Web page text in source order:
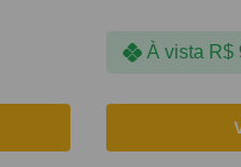
À vista R$